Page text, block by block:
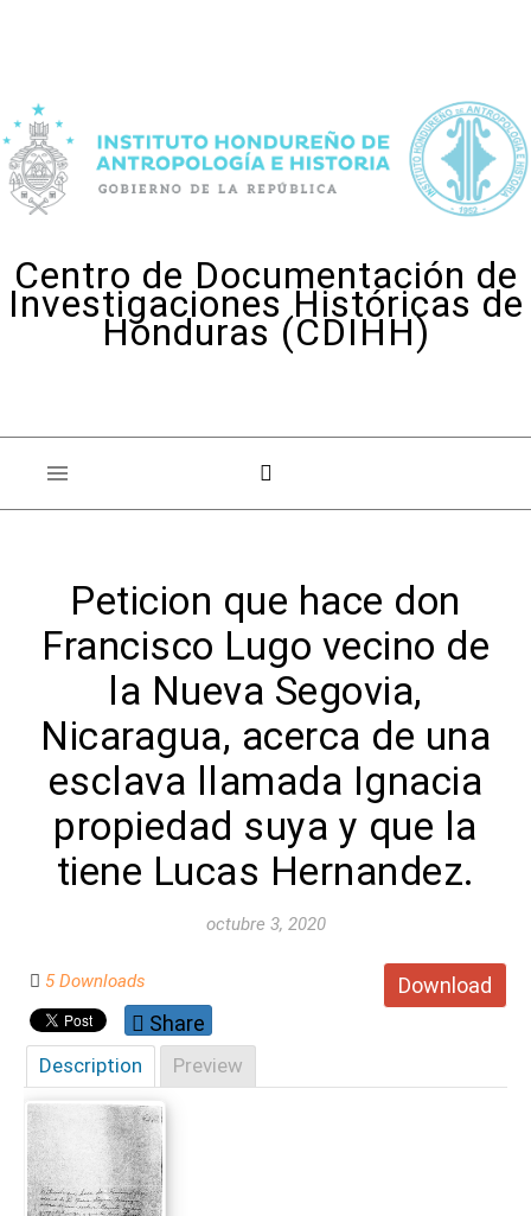
Centro de Documentación de
Investigaciones Históricas de
Honduras (CDIHH)
Peticion que hace don
Francisco Lugo vecino de
la Nueva Segovia,
Nicaragua, acerca de una
esclava llamada Ignacia
propiedad suya y que la
tiene Lucas Hernandez.
octubre 3, 2020
Download
5 Downloads
Share
Description Preview